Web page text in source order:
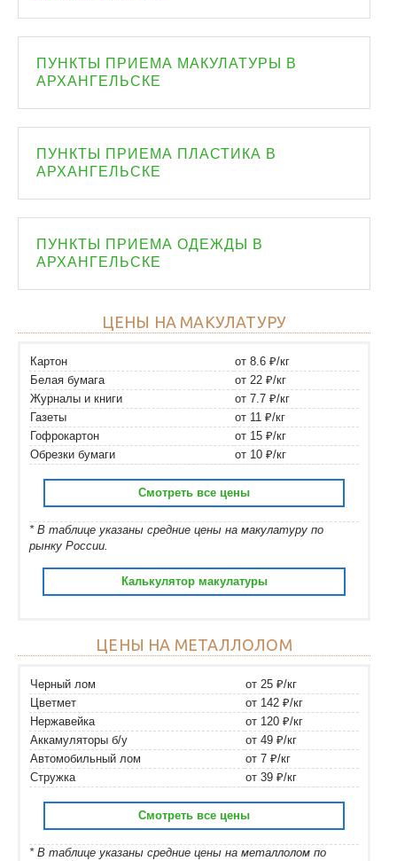
ПУНКТЫ ПРИЕМА МАКУЛАТУРЫ В
АРХАНГЕЛЬСКЕ
ПУНКТЫ ПРИЕМА ПЛАСТИКА В
АРХАНГЕЛЬСКЕ
ПУНКТЫ ПРИЕМА ОДЕЖДЫ В
АРХАНГЕЛЬСКЕ
ЦЕНЫ НА МАКУЛАТУРУ
Картон
от 8.6 ₽/кг
Белая бумага
от 22 ₽/кг
Журналы и книги
от 7.7 ₽/кг
Газеты
от 11 ₽/кг
Гофрокартон
от 15 ₽/кг
Обрезки бумаги
от 10 ₽/кг
Смотреть все цены
* В таблице указаны средние цены на макулатуру по
рынку России.
Калькулятор макулатуры
ЦЕНЫ НА МЕТАЛЛОЛОМ
Черный лом
от 25 ₽/кг
Цветмет
от 142 ₽/кг
Нержавейка
от 120 ₽/кг
Аккамуляторы б/у
от 49 ₽/кг
Автомобильный лом
от 7 ₽/кг
Стружка
от 39 ₽/кг
Смотреть все цены
* В таблице указаны средние цены на металлолом по